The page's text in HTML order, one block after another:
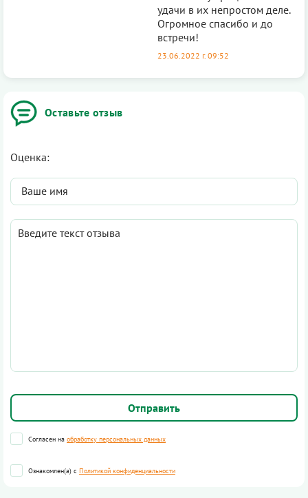
Оставьте отзыв
Оценка:
Согласен на обработку персональных данных
Ознакомлен(а) с Политикой конфиденциальности
удачи в их непростом деле.
Огромное спасибо и до
встречи!
23.06.2022 г. 09:52